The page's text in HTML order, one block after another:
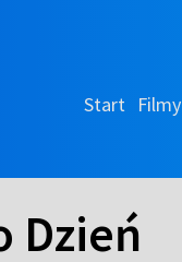
Start Filmy
Dzień